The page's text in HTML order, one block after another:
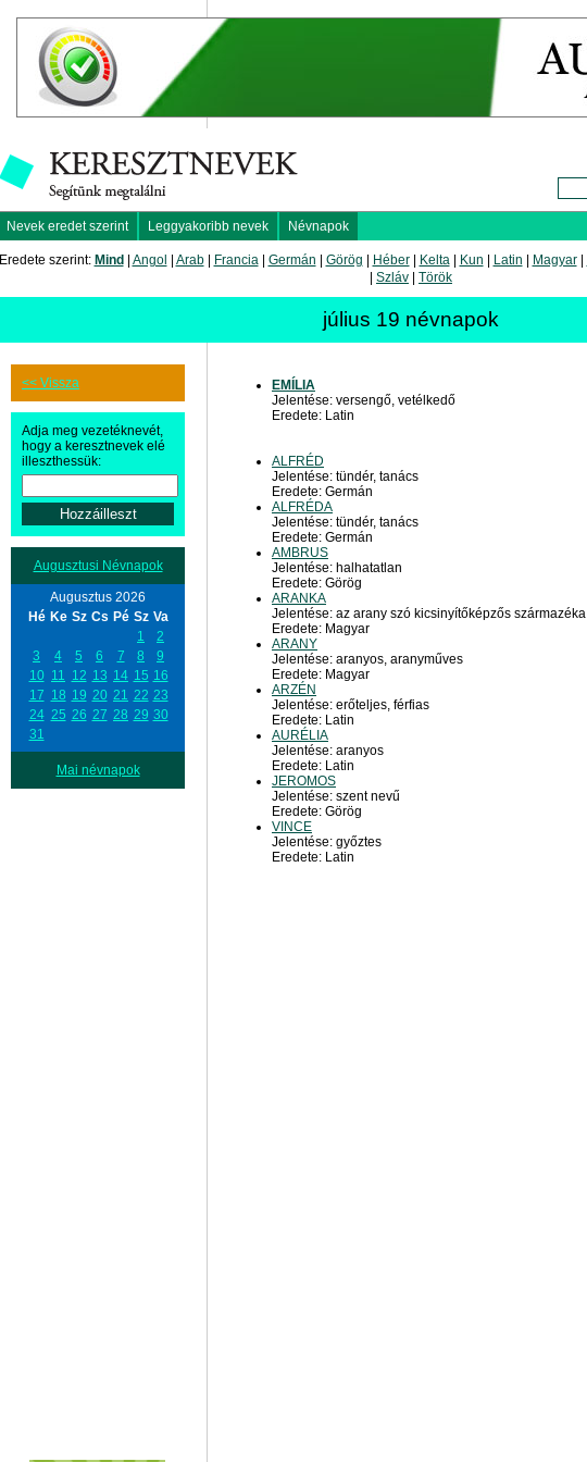
Nevek eredet szerint Leggyakoribb nevek Névnapok
Eredete szerint: Mind Angol Arab| Francia| Germán Görög Héber| Kelta| Kun Latin Magyar|
Szláv Török
július 19 névnapok
<< Vissza
Adja meg vezetéknevét,
hogy a keresztnevek elé
illeszthessük:
Augusztusi Névnapok
Augusztus 2026
Hé Ke Sz Cs Pé Sz Va
1
2
3
4 5 6 7 8
9
10 11 12 13 14 15 16
17 18 19 20 21 22 23
24 25 26 27 28 29 30
31
Mai névnapok
EMÍLIA
Jelentése: versengő, vetélkedő
Eredete: Latin
ALFRÉD
Jelentése: tündér, tanács
Eredete: Germán
ALFRÉDA
Jelentése: tündér, tanács
Eredete: Germán
AMBRUS
Jelentése: halhatatlan
Eredete: Görög
ARANKA
Jelentése: az arany szó kicsinyítőképzős származéka
Eredete: Magyar
ARANY
Jelentése: aranyos, aranyműves
Eredete: Magyar
ARZÉN
Jelentése: erőteljes, férfias
Eredete: Latin
AURÉLIA
Jelentése: aranyos
Eredete: Latin
JEROMOS
Jelentése: szent nevű
Eredete: Görög
VINCE
Jelentése: győztes
Eredete: Latin